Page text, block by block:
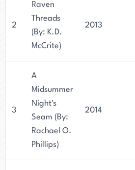
2
Raven
Threads
(By: K.D.
McCrite)
2013
3
A
Midsummer
Night's
Seam (By:
Rachael O.
Phillips)
2014